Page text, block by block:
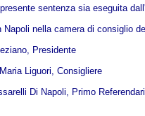
sentenza sia eseguita
nella camera di consiglio
Presidente
Liguori, Consigliere
Di Napoli, Primo